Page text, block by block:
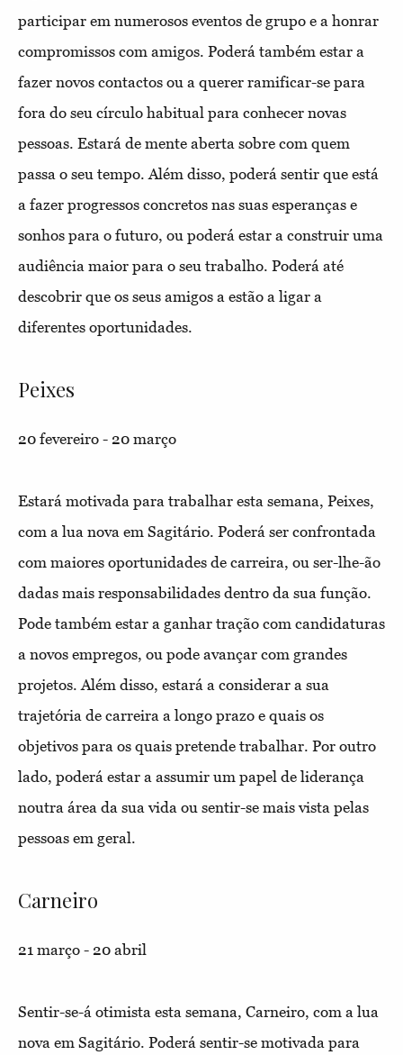
participar em numerosos eventos de grupo e a honrar
compromissos com amigos. Poderá também estar a
fazer novos contactos ou a querer ramificar-se para
fora do seu círculo habitual para conhecer novas
pessoas. Estará de mente aberta sobre com quem
passa o seu tempo. Além disso, poderá sentir que está
a fazer progressos concretos nas suas esperanças e
sonhos para o futuro, ou poderá estar a construir uma
audiência maior para o seu trabalho. Poderá até
descobrir que os seus amigos a estão a ligar a
diferentes oportunidades.
Peixes
20 fevereiro - 20 março
Estará motivada para trabalhar esta semana, Peixes,
com a lua nova em Sagitário. Poderá ser confrontada
com maiores oportunidades de carreira, ou ser-lhe-ão
dadas mais responsabilidades dentro da sua função.
Pode também estar a ganhar tração com candidaturas
a novos empregos, ou pode avançar com grandes
projetos. Além disso, estará a considerar a sua
trajetória de carreira a longo prazo e quais os
objetivos para os quais pretende trabalhar. Por outro
lado, poderá estar a assumir um papel de liderança
noutra área da sua vida ou sentir-se mais vista pelas
pessoas em geral.
Carneiro
21 março - 20 abril
Sentir-se-á otimista esta semana, Carneiro, com a lua
nova em Sagitário. Poderá sentir-se motivada para